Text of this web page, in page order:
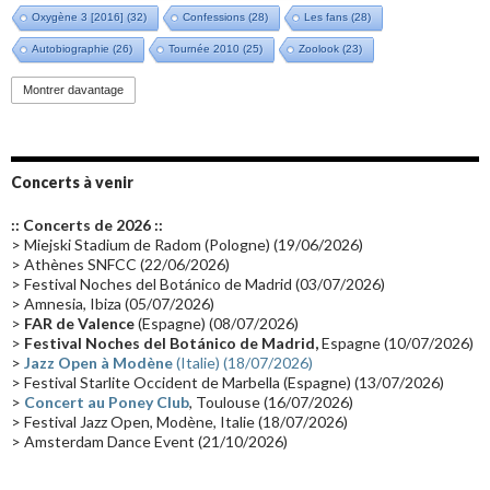
Oxygène 3 [2016] (32) Confessions (28) Les fans (28)
Autobiographie (26) Tournée 2010 (25) Zoolook (23)
Promo 2019(23)
Groupe de Recherche Musicale
Passages radio Vidéo Jarrecast (16) Synthé 80's
Les concerts en Chine(16) Cinéma
Synthé Roland(15) Belgique(15)
(14) Astronomie (14) (14)
Tournée 2025(14) 2024(14) Chine(13)
Montrer davantage
Concerts à venir
:: Concerts de 2026 ::
> Miejski Stadium de Radom (Pologne) (19/06/2026)
> Athènes SNFCC (22/06/2026)
> Festival Noches del Botánico de Madrid (03/07/2026)
> Amnesia, Ibiza (05/07/2026)
> FAR de Valence(Espagne) (08/07/2026)
> Festival Noches del Botánico de Madrid,Espagne (10/07/2026)
> Jazz Open à Modène(Italie) (18/07/2026)
> Festival Starlite Occident de Marbella (Espagne) (13/07/2026)
> Concert au Poney Club, Toulouse (16/07/2026)
> Festival Jazz Open, Modène, Italie (18/07/2026)
> Amsterdam Dance Event (21/10/2026)